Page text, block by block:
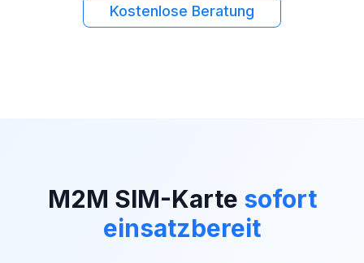
Kostenlose Beratung
M2M SIM-Karte sofort
einsatzbereit